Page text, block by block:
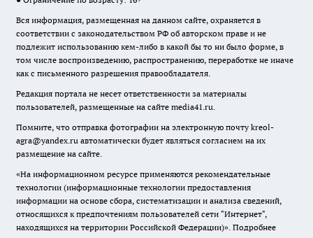
Вся информация, размещенная на данном сайте, охраняется в
соответствии с законодательством РФ об авторском праве и не
подлежит использованию кем-либо в какой бы то ни было форме, в
том числе воспроизведению, распространению, переработке не иначе
как с письменного разрешения правообладателя.
Редакция портала не несет ответственности за материалы
пользователей, размещенные на сайте media41.ru.
Помните, что отправка фотографии на электронную почту kreol-
agra@yandex.ru автоматически будет являться согласием на их
размещение на сайте.
«На информационном ресурсе применяются рекомендательные
технологии (информационные технологии предоставления
информации на основе сбора, систематизации и анализа сведений,
относящихся к предпочтениям пользователей сети "Интернет",
находящихся на территории Российской Федерации)». Подробнее